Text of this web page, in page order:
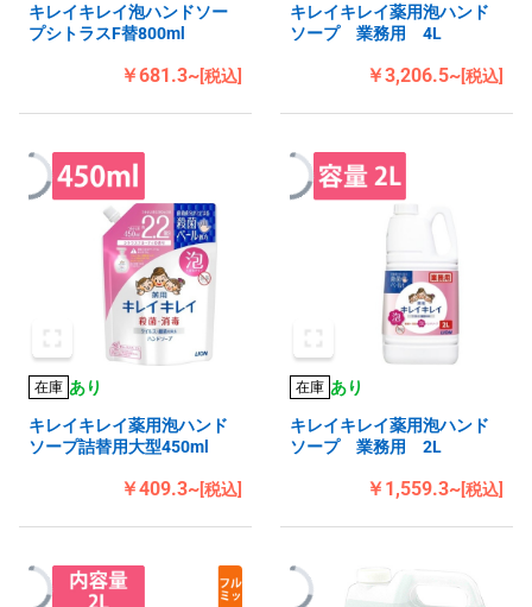
キレイキレイ泡ハンドソー
プシトラスF替800ml
￥681.3~[税込]
キレイキレイ薬用泡ハンド
ソープ 業務用 4L
￥3,206.5~[税込]
在庫 あり
キレイキレイ薬用泡ハンド
ソープ詰替用大型450ml
￥409.3~[税込]
在庫 あり
キレイキレイ薬用泡ハンド
ソープ 業務用 2L
￥1,559.3~[税込]